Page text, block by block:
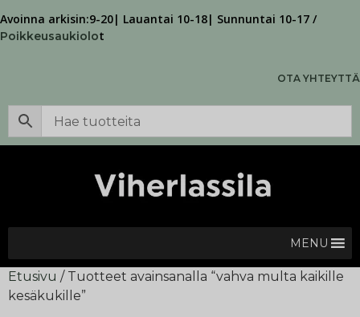
Avoinna arkisin:9-20| Lauantai 10-18| Sunnuntai 10-17 /
Poikkeusaukiolot
OTA YHTEYTTÄ
MENU
Etusivu / Tuotteet avainsanalla “vahva multa kaikille
kesäkukille”